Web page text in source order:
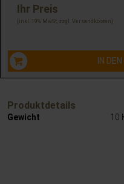
Ihr Preis
inkl. 19% MwSt, zzgl. Versandkosten
IN
Produktdetails
Gewicht 10